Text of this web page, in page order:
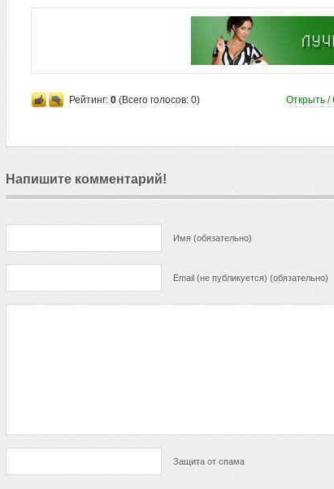
Рейтинг: 0 (Всего голосов: 0) Открыть /
Напишите комментарий!
Имя (обязательно)
Email (не публикуется) (обязательно)
Защита от спама